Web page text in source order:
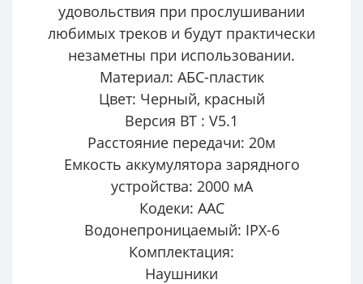
удовольствия при прослушивании
любимых треков и будут практически
незаметны при использовании.
Материал: АБС-пластик
Цвет: Черный, красный
Версия BT : V5.1
Расстояние передачи: 20м
Емкость аккумулятора зарядного
устройства: 2000 мА
Кодеки: AAC
Водонепроницаемый: IPX-6
Комплектация:
Наушники